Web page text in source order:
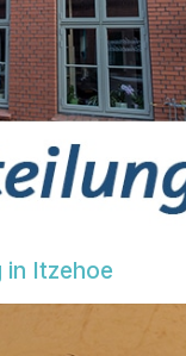
in Itzehoe